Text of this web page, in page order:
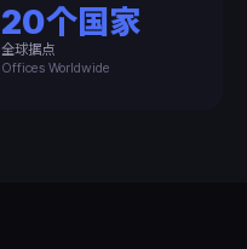
20个国家
全球据点
Offices Worldwide